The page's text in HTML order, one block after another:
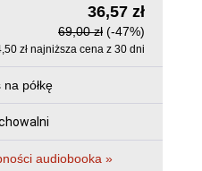
36,57 zł
69,00 zł (-47%)
zł najniższa cena z 30 dni
półkę
audiobooka »